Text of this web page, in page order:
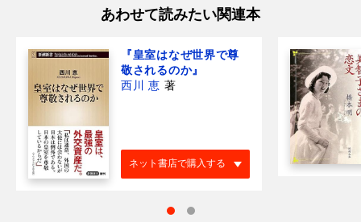
あわせて読みたい関連本
『皇室はなぜ世界で尊
敬されるのか』
西川 恵 著
ネット書店で購入する